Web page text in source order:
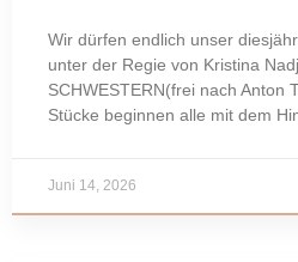
Wir dürfen endlich unser
unter der Regie von Kristina
SCHWESTERN(frei nach Anton
Stücke beginnen alle mit dem
Juni 14, 2026